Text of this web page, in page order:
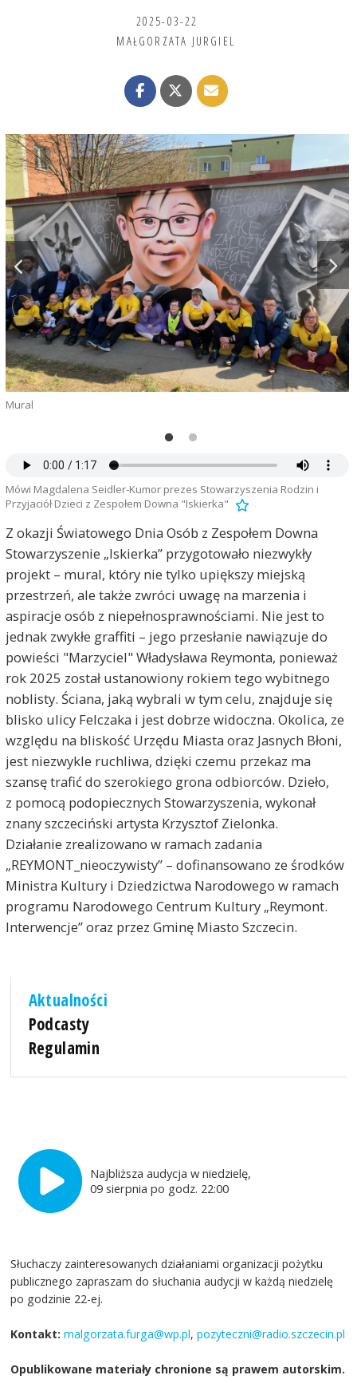
2025-03-22
MAŁGORZATA JURGIEL
Mural
Mówi Magdalena Seidler-Kumor prezes Stowarzyszenia Rodzin i
Przyjaciół Dzieci z Zespołem Downa "Iskierka"
Z okazji Światowego Dnia Osób z Zespołem Downa
Stowarzyszenie „Iskierka” przygotowało niezwykły
projekt – mural, który nie tylko upiększy miejską
przestrzeń, ale także zwróci uwagę na marzenia i
aspiracje osób z niepełnosprawnościami. Nie jest to
jednak zwykłe graffiti – jego przesłanie nawiązuje do
powieści "Marzyciel" Władysława Reymonta, ponieważ
rok 2025 został ustanowiony rokiem tego wybitnego
noblisty. Ściana, jaką wybrali w tym celu, znajduje się
blisko ulicy Felczaka i jest dobrze widoczna. Okolica, ze
względu na bliskość Urzędu Miasta oraz Jasnych Błoni,
jest niezwykle ruchliwa, dzięki czemu przekaz ma
szansę trafić do szerokiego grona odbiorców. Dzieło,
z pomocą podopiecznych Stowarzyszenia, wykonał
znany szczeciński artysta Krzysztof Zielonka.
Działanie zrealizowano w ramach zadania
„REYMONT_nieoczywisty” – dofinansowano ze środków
Ministra Kultury i Dziedzictwa Narodowego w ramach
programu Narodowego Centrum Kultury „Reymont.
Interwencje” oraz przez Gminę Miasto Szczecin.
Aktualności
Podcasty
Regulamin
Najbliższa audycja w niedzielę,
09 sierpnia po godz. 22:00
Słuchaczy zainteresowanych działaniami organizacji pożytku
publicznego zapraszam do słuchania audycji w każdą niedzielę
po godzinie 22-ej.
Kontakt: malgorzata.furga@wp.pl,pozyteczni@radio.szczecin.pl
Opublikowane materiały chronione są prawem autorskim.